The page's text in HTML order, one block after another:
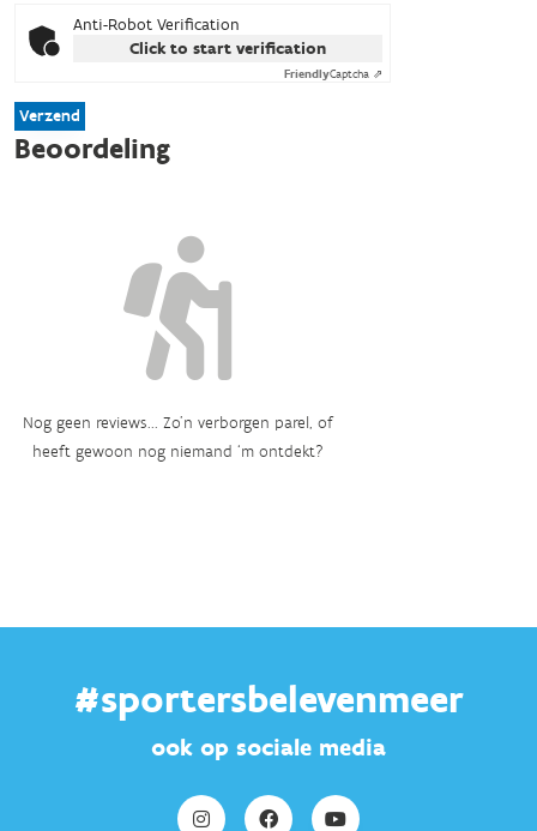
Anti-Robot Verification
Click to start verification
FriendlyCaptcha ⇗
Verzend
Beoordeling
Nog geen reviews... Zo’n verborgen parel, of
heeft gewoon nog niemand ‘m ontdekt?
#sportersbelevenmeer
ook op sociale media